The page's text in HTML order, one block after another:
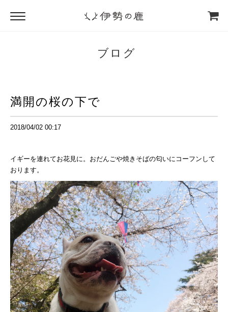
ブログ
満開の桜の下で
2018/04/02 00:17
イギーを連れてお花見に。おだんごや焼きそばの匂いにコーフンして
おります。